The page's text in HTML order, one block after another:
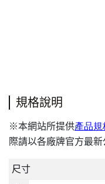
規格說明
※本網站所提供產品
際請以各廠牌官方最新
尺寸